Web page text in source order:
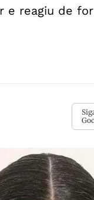
e reagiu de